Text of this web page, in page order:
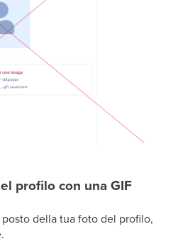
profilo con una GIF
della tua foto del profilo,